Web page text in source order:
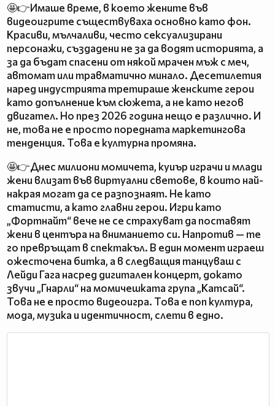
🤩👉Имаше време, в което жените във
видеоигрите съществуваха основно като фон.
Красиви, мълчаливи, често сексуализирани
персонажи, създадени не за да водят историята, а
за да бъдат спасени от някой мрачен мъж с меч,
автомат или травматично минало. Десетилетия
наред индустрията третираше женските герои
като допълнение към сюжета, а не като негов
двигател. Но през 2026 година нещо е различно. И
не, това не е просто поредната маркетингова
тенденция. Това е културна промяна.
🤩👉Днес милиони момичета, куиър играчи и млади
жени влизат във виртуални светове, в които най-
накрая могат да се разпознаят. Не като
статисти, а като главни герои. Игри като
„Фортнайт“ вече не се страхуват да поставят
жени в центъра на вниманието си. Напротив — те
го превръщат в спектакъл. В един момент играеш
ожесточена битка, а в следващия танцуваш с
Лейди Гага насред дигитален концерт, докато
звучи „Гнарли“ на момичешката група „Катсай“.
Това не е просто видеоигра. Това е поп култура,
мода, музика и идентичност, слети в едно.